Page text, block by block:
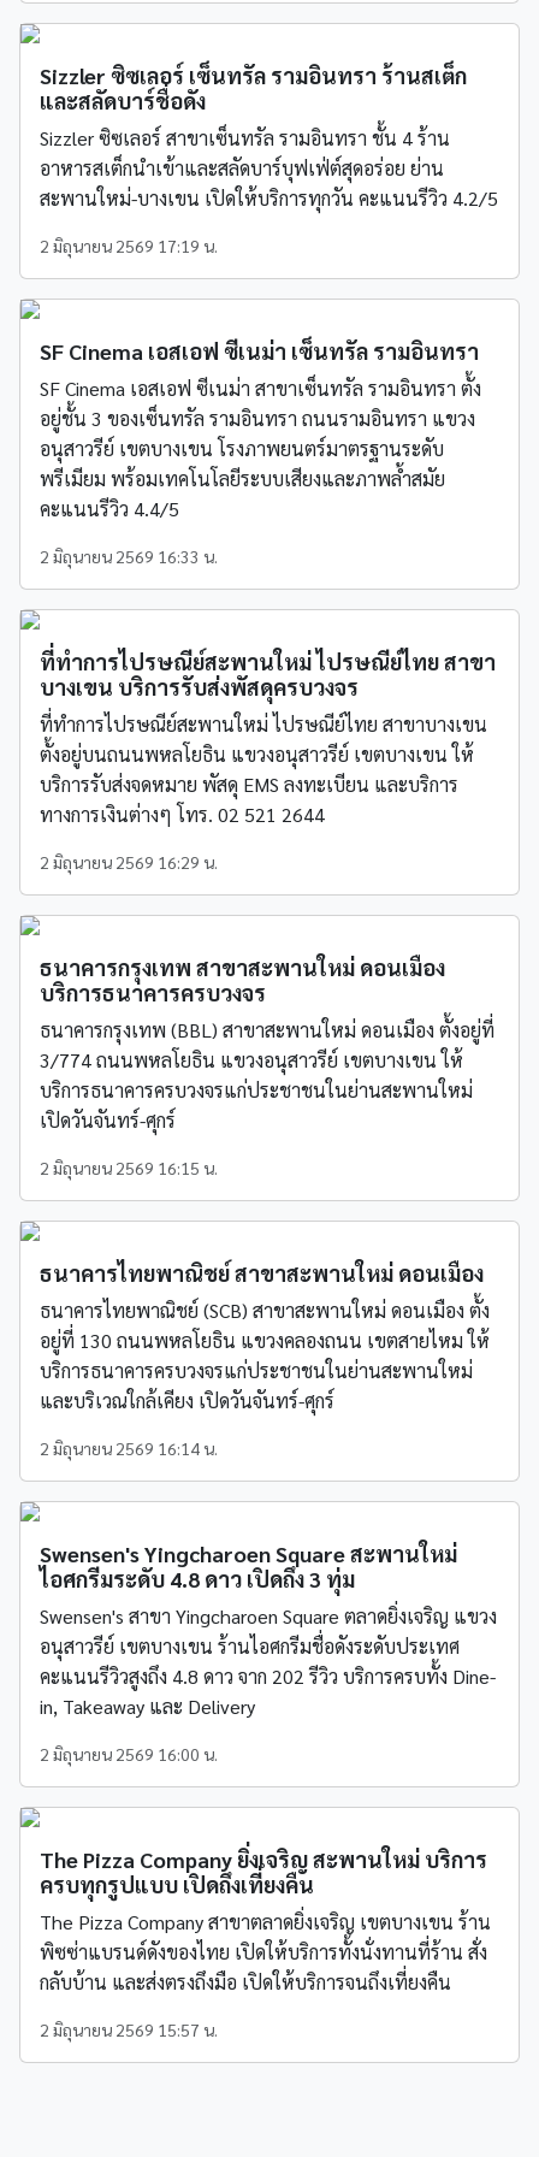
Sizzler ซิซเลอร์ เซ็นทรัล รามอินทรา ร้านสเต็ก
และสลัดบาร์ชื่อดัง
Sizzler ซิซเลอร์ สาขาเซ็นทรัล รามอินทรา ชั้น 4 ร้าน
อาหารสเต็กนำเข้าและสลัดบาร์บุฟเฟ่ต์สุดอร่อย ย่าน
สะพานใหม่-บางเขน เปิดให้บริการทุกวัน คะแนนรีวิว 4.2/5
2 มิถุนายน 2569 17:19 น.
SF Cinema เอสเอฟ ซีเนม่า เซ็นทรัล รามอินทรา
SF Cinema เอสเอฟ ซีเนม่า สาขาเซ็นทรัล รามอินทรา ตั้ง
อยู่ชั้น 3 ของเซ็นทรัล รามอินทรา ถนนรามอินทรา แขวง
อนุสาวรีย์ เขตบางเขน โรงภาพยนตร์มาตรฐานระดับ
พรีเมียม พร้อมเทคโนโลยีระบบเสียงและภาพล้ำสมัย
คะแนนรีวิว 4.4/5
2 มิถุนายน 2569 16:33 น.
ที่ทำการไปรษณีย์สะพานใหม่ ไปรษณีย์ไทย สาขา
บางเขน บริการรับส่งพัสดุครบวงจร
ที่ทำการไปรษณีย์สะพานใหม่ ไปรษณีย์ไทย สาขาบางเขน
ตั้งอยู่บนถนนพหลโยธิน แขวงอนุสาวรีย์ เขตบางเขน ให้
บริการรับส่งจดหมาย พัสดุ EMS ลงทะเบียน และบริการ
ทางการเงินต่างๆ โทร. 02 521 2644
2 มิถุนายน 2569 16:29 น.
ธนาคารกรุงเทพ สาขาสะพานใหม่ ดอนเมือง
บริการธนาคารครบวงจร
ธนาคารกรุงเทพ (BBL) สาขาสะพานใหม่ ดอนเมือง ตั้งอยู่ที่
3/774 ถนนพหลโยธิน แขวงอนุสาวรีย์ เขตบางเขน ให้
บริการธนาคารครบวงจรแก่ประชาชนในย่านสะพานใหม่
เปิดวันจันทร์-ศุกร์
2 มิถุนายน 2569 16:15 น.
ธนาคารไทยพาณิชย์ สาขาสะพานใหม่ ดอนเมือง
ธนาคารไทยพาณิชย์ (SCB) สาขาสะพานใหม่ ดอนเมือง ตั้ง
อยู่ที่ 130 ถนนพหลโยธิน แขวงคลองถนน เขตสายไหม ให้
บริการธนาคารครบวงจรแก่ประชาชนในย่านสะพานใหม่
และบริเวณใกล้เคียง เปิดวันจันทร์-ศุกร์
2 มิถุนายน 2569 16:14 น.
Swensen's Yingcharoen Square สะพานใหม่
ไอศกรีมระดับ 4.8 ดาว เปิดถึง 3 ทุ่ม
Swensen's สาขา Yingcharoen Square ตลาดยิ่งเจริญ แขวง
อนุสาวรีย์ เขตบางเขน ร้านไอศกรีมชื่อดังระดับประเทศ
คะแนนรีวิวสูงถึง 4.8 ดาว จาก 202 รีวิว บริการครบทั้ง Dine-
in, Takeaway และ Delivery
2 มิถุนายน 2569 16:00 น.
The Pizza Company ยิ่งเจริญ สะพานใหม่ บริการ
ครบทุกรูปแบบ เปิดถึงเที่ยงคืน
The Pizza Company สาขาตลาดยิ่งเจริญ เขตบางเขน ร้าน
พิซซ่าแบรนด์ดังของไทย เปิดให้บริการทั้งนั่งทานที่ร้าน สั่ง
กลับบ้าน และส่งตรงถึงมือ เปิดให้บริการจนถึงเที่ยงคืน
2 มิถุนายน 2569 15:57 น.